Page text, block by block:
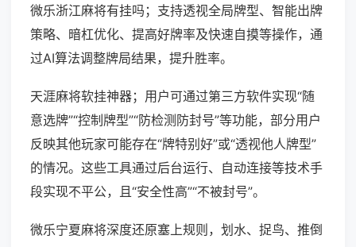
微乐浙江麻将有挂吗；支持透视全局牌型、智能出牌
策略、暗杠优化、提高好牌率及快速自摸等操作，通
过AI算法调整牌局结果，提升胜率。
天涯麻将软挂神器；用户可通过第三方软件实现“随
意选牌”“控制牌型”“防检测防封号”等功能，部分用户
反映其他玩家可能存在“牌特别好”或“透视他人牌型”
的情况。这些工具通过后台运行、自动连接等技术手
段实现不平公，且“安全性高”“不被封号”。
微乐宁夏麻将深度还原塞上规则，划水、捉鸟、推倒